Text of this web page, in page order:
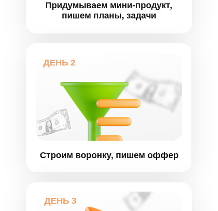
Строим воронку, пишем оффер
Придумываем мини-продукт,
пишем планы, задачи
ДЕНЬ 3
ДЕНЬ 2